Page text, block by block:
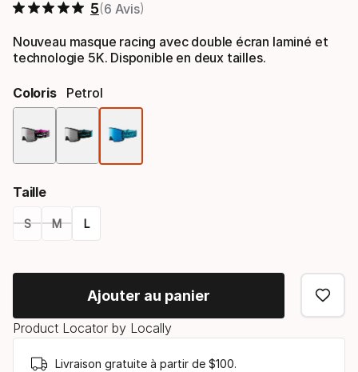
5 6 Avis
Nouveau masque racing avec double écran laminé et
technologie 5K. Disponible en deux tailles.
Coloris Petrol
Taille
S M L
de
Ajouter au panier
Product Locator by Locally
Livraison gratuite à partir de $100.